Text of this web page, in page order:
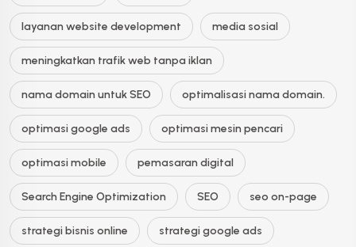
layanan website development media sosial
meningkatkan trafik web tanpa iklan
nama domain untuk SEO optimalisasi nama domain.
optimasi google ads optimasi mesin pencari
optimasi mobile pemasaran digital
Search Engine Optimization SEO seo on-page
strategi bisnis online strategi google ads